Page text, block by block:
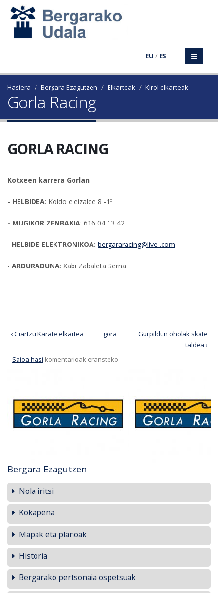
EU / ES
Hasiera Bergara Ezagutzen Elkarteak Kirol elkarteak
Gorla Racing
GORLA RACING
Kotxeen karrera Gorlan
- HELBIDEA: Koldo eleizalde 8 -1º
- MUGIKOR ZENBAKIA: 616 04 13 42
- HELBIDE ELEKTRONIKOA: bergararacing@live .com
- ARDURADUNA: Xabi Zabaleta Serna
‹ Giartzu Karate elkartea gora
Gurpildun oholak skate
taldea ›
Saioa hasi komentarioak eransteko
Bergara Ezagutzen
Nola iritsi
Kokapena
Mapak eta planoak
Historia
Bergarako pertsonaia ospetsuak